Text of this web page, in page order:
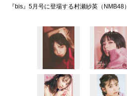
『bis』5月号に登場する村瀬紗英（NMB48）